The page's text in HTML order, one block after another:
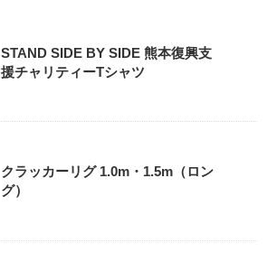
STAND SIDE BY SIDE 熊本復興支
援チャリティーTシャツ
クラッカーリグ 1.0m・1.5m（ロン
グ）